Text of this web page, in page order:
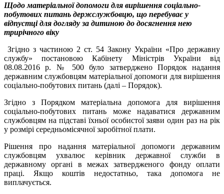
Щодо матеріальної допомоги для вирішення соціально-
побутових питань держслужбовцю, що перебуває у
відпустці для догляду за дитиною до досягнення нею
трирічного віку
Згідно з частиною 2 ст. 54 Закону України «Про державну
службу» постановою Кабінету Міністрів України від
08.08.2016 р. № 500 було затверджено Порядок надання
державним службовцям матеріальної допомоги для вирішення
соціально-побутових питань (далі – Порядок).
Згідно з Порядком матеріальна допомога для вирішення
соціально-побутових питань може надаватися державним
службовцям на підставі їхньої особистої заяви один раз на рік
у розмірі середньомісячної заробітної плати.
Рішення про надання матеріальної допомоги державним
службовцям ухвалює керівник державної служби в
державному органі в межах затвердженого фонду оплати
праці. Якщо коштів недостатньо, така допомога не
виплачується.